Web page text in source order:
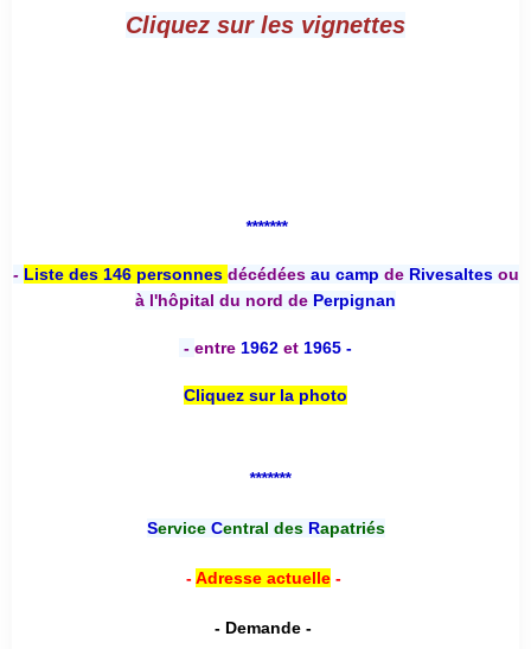
Cliquez sur les vignettes
*******
- Liste des 146 personnes décédées au camp deRivesaltesou
à l'hôpital du nord de Perpignan
- entre 1962 et 1965 -
Cliquez sur la photo
*******
Service Central desRapatriés
-Adresse actuelle-
- Demande -